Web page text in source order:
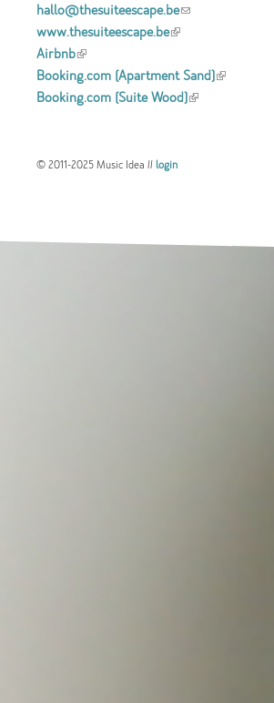
hallo@thesuiteescape.be(link sends e-mail)
www.thesuiteescape.be(link is external)
Airbnb(link is external)
Booking.com (Apartment Sand)(link is
Booking.com (Suite Wood)(link is external)
© 2011-2025 Music Idea //login